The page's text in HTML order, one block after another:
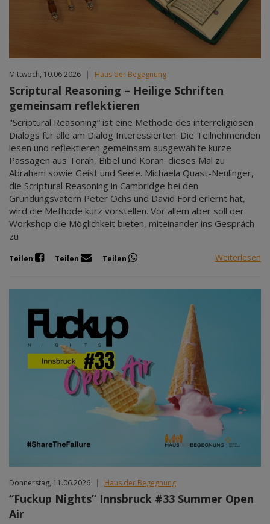
Mittwoch, 10.06.2026 | Haus der Begegnung
Scriptural Reasoning – Heilige Schriften
gemeinsam reflektieren
"Scriptural Reasoning“ ist eine Methode des interreligiösen
Dialogs für alle am Dialog Interessierten. Die Teilnehmenden
lesen und reflektieren gemeinsam ausgewählte kurze
Passagen aus Torah, Bibel und Koran: dieses Mal zu
Abraham sowie Geist und Seele. Michaela Quast-Neulinger,
die Scriptural Reasoning in Cambridge bei den
Gründungsvätern Peter Ochs und David Ford erlernt hat,
wird die Methode kurz vorstellen. Vor allem aber soll der
Workshop die Möglichkeit bieten, miteinander ins Gespräch
zu
Teilen Teilen Teilen Weiterlesen
Donnerstag, 11.06.2026 | Haus der Begegnung
“Fuckup Nights” Innsbruck #33 Summer Open
Air